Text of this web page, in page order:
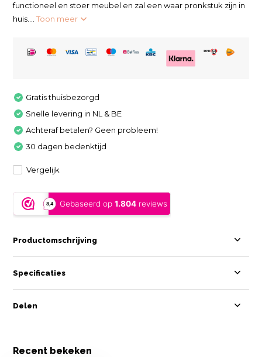
functioneel en stoer meubel en zal een waar pronkstuk zijn in
huis....Toon meer
Gratis thuisbezorgd
Snelle levering in NL & BE
Achteraf betalen? Geen probleem!
30 dagen bedenktijd
Vergelijk
Productomschrijving
Specificaties
Delen
Recent bekeken